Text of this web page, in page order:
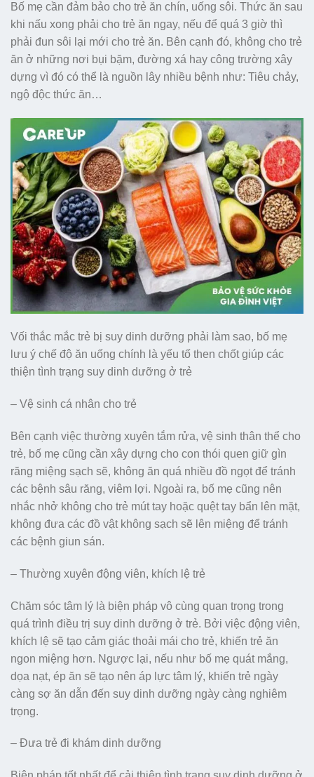
Bố mẹ cần đảm bảo cho trẻ ăn chín, uống sôi. Thức ăn sau
khi nấu xong phải cho trẻ ăn ngay, nếu để quá 3 giờ thì
phải đun sôi lại mới cho trẻ ăn. Bên cạnh đó, không cho trẻ
ăn ở những nơi bụi bặm, đường xá hay công trường xây
dựng vì đó có thể là nguồn lây nhiều bệnh như: Tiêu chảy,
ngộ độc thức ăn…
Vối thắc mắc trẻ bị suy dinh dưỡng phải làm sao, bố mẹ
lưu ý chế độ ăn uống chính là yếu tố then chốt giúp các
thiện tình trạng suy dinh dưỡng ở trẻ
– Vệ sinh cá nhân cho trẻ
Bên cạnh việc thường xuyên tắm rửa, vệ sinh thân thể cho
trẻ, bố mẹ cũng cần xây dựng cho con thói quen giữ gìn
răng miệng sạch sẽ, không ăn quá nhiều đồ ngọt để tránh
các bệnh sâu răng, viêm lợi. Ngoài ra, bố mẹ cũng nên
nhắc nhở không cho trẻ mút tay hoặc quệt tay bẩn lên mặt,
không đưa các đồ vật không sạch sẽ lên miệng để tránh
các bệnh giun sán.
– Thường xuyên động viên, khích lệ trẻ
Chăm sóc tâm lý là biện pháp vô cùng quan trọng trong
quá trình điều trị suy dinh dưỡng ở trẻ. Bởi việc động viên,
khích lệ sẽ tạo cảm giác thoải mái cho trẻ, khiến trẻ ăn
ngon miệng hơn. Ngược lại, nếu như bố mẹ quát mắng,
dọa nạt, ép ăn sẽ tạo nên áp lực tâm lý, khiến trẻ ngày
càng sợ ăn dẫn đến suy dinh dưỡng ngày càng nghiêm
trọng.
– Đưa trẻ đi khám dinh dưỡng